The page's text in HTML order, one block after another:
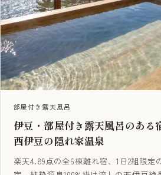
部屋付き露天風呂
伊豆・部屋付き露天風呂のある
西伊豆の隠れ家温泉
楽天4.89点の全6棟離れ宿、1日2組限定